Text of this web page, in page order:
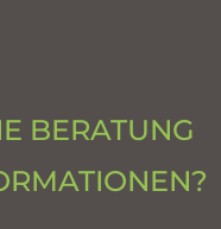
BERATUNG